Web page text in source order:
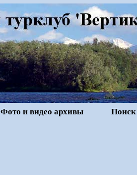
Фото и видео архивы Поиск